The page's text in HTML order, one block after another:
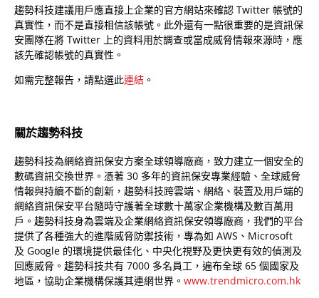
趨勢科技建議用戶應直接上企業的官方網站來確認 Twitter 帳號的
真實性，而不是直接相信該帳號。此外還有一點很重要的是資訊保
安團隊在將 Twitter 上的資料用於調查或當成威脅情報來源時，應
該先確認帳號的真實性。
如需完整報告，請點選此連結 。
關於趨勢科技
趨勢科技為網絡資訊保安方案全球領導廠商，致力建立一個安全的
數碼資訊交換世界。憑著 30 多年的資訊保安專業經驗、全球威脅
情報與持續不斷的創新，趨勢科技跨雲端、網絡、裝置及用戶端的
網絡資訊保安平台隨時守護著全球數十萬家企業機構及數百萬用
戶。趨勢科技身為雲端及企業網絡資訊保安領導廠商，我們的平台
提供了各種強大的進階威脅防禦技術，專為如 AWS、Microsoft
及 Google 的環境提供最佳化、中央化視野及更快更有效的偵測及
回應威脅。趨勢科技共有 7000 多名員工，遍布全球 65 個國家及
地區，協助企業機構保護其連網世界。 www.trendmicro.com.hk